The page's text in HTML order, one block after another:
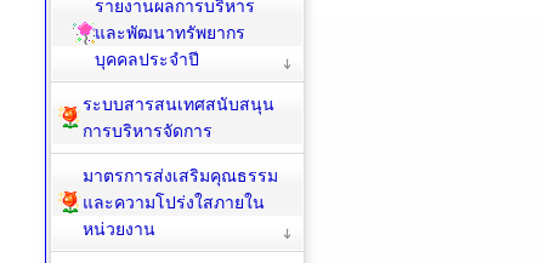
รายงานผลการบริหาร
และพัฒนาทรัพยากร
บุคคลประจำปี
ระบบสารสนเทศสนับสนุน
การบริหารจัดการ
มาตรการส่งเสริมคุณธรรม
และความโปร่งใสภายใน
หน่วยงาน